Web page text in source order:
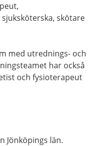
skötare
med utrednings- och
har också
och fysioterapeut
Jönköpings län.